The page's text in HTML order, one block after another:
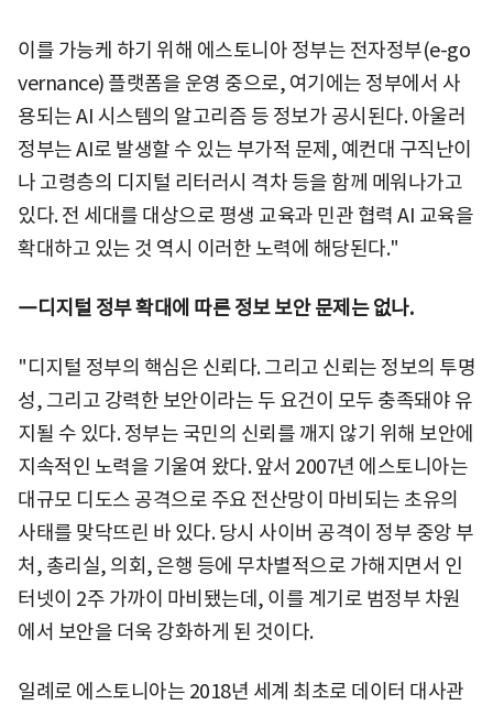
이를 가능케 하기 위해 에스토니아 정부는 전자정부(e-go
vernance) 플랫폼을 운영 중으로, 여기에는 정부에서 사
용되는 AI 시스템의 알고리즘 등 정보가 공시된다. 아울러
정부는 AI로 발생할 수 있는 부가적 문제, 예컨대 구직난이
나 고령층의 디지털 리터러시 격차 등을 함께 메워나가고
있다. 전 세대를 대상으로 평생 교육과 민관 협력 AI 교육을
확대하고 있는 것 역시 이러한 노력에 해당된다."
―디지털 정부 확대에 따른 정보 보안 문제는 없나.
"디지털 정부의 핵심은 신뢰다. 그리고 신뢰는 정보의 투명
성, 그리고 강력한 보안이라는 두 요건이 모두 충족돼야 유
지될 수 있다. 정부는 국민의 신뢰를 깨지 않기 위해 보안에
지속적인 노력을 기울여 왔다. 앞서 2007년 에스토니아는
대규모 디도스 공격으로 주요 전산망이 마비되는 초유의
사태를 맞닥뜨린 바 있다. 당시 사이버 공격이 정부 중앙 부
처, 총리실, 의회, 은행 등에 무차별적으로 가해지면서 인
터넷이 2주 가까이 마비됐는데, 이를 계기로 범정부 차원
에서 보안을 더욱 강화하게 된 것이다.
일례로 에스토니아는 2018년 세계 최초로 데이터 대사관